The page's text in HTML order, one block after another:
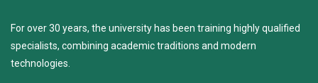
For over 30 years, the university has been training highly qualified
specialists, combining academic traditions and modern
technologies.